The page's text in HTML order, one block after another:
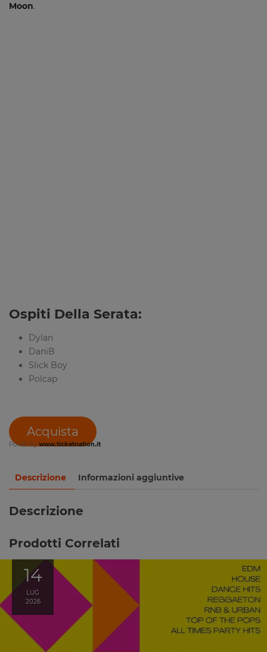
Moon.
Ospiti Della Serata:
Dylan
DaniB
Slick Boy
Polcap
Acquista
Power by www.ticketnation.it
Descrizione Informazioni aggiuntive
Descrizione
Prodotti Correlati
14
LUG
2026